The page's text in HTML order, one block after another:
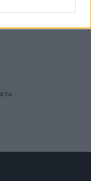
Βενετίας για